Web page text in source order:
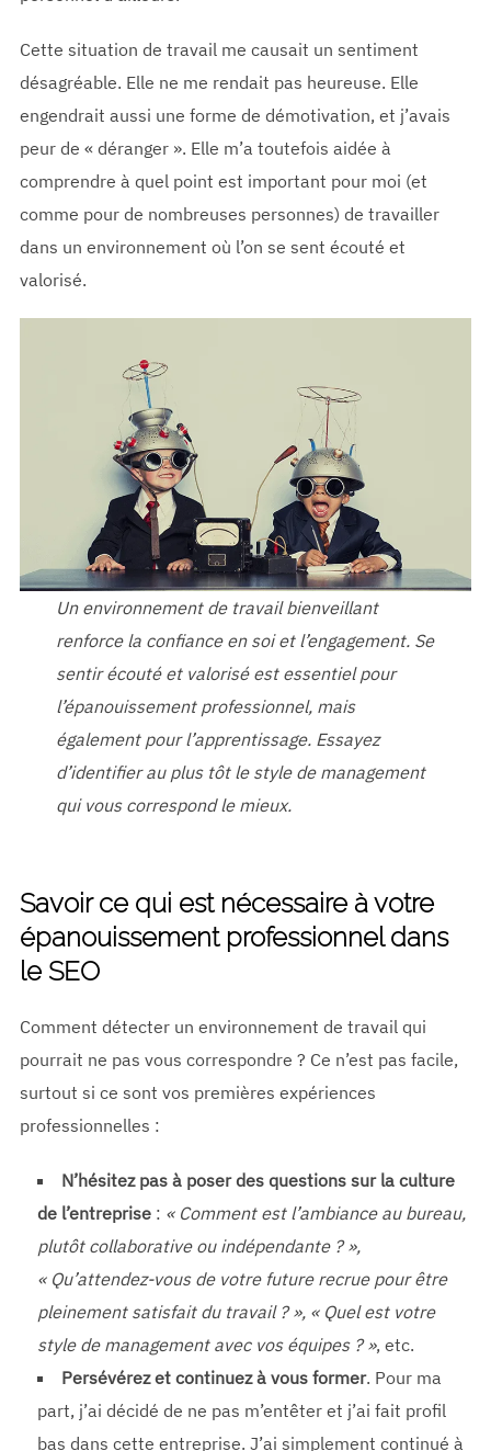
Cette situation de travail me causait un sentiment
désagréable. Elle ne me rendait pas heureuse. Elle
engendrait aussi une forme de démotivation, et j’avais
peur de « déranger ». Elle m’a toutefois aidée à
comprendre à quel point est important pour moi (et
comme pour de nombreuses personnes) de travailler
dans un environnement où l’on se sent écouté et
valorisé.
Un environnement de travail bienveillant
renforce la confiance en soi et l’engagement. Se
sentir écouté et valorisé est essentiel pour
l’épanouissement professionnel, mais
également pour l’apprentissage. Essayez
d’identifier au plus tôt le style de management
qui vous correspond le mieux.
Savoir ce qui est nécessaire à votre
épanouissement professionnel dans
le SEO
Comment détecter un environnement de travail qui
pourrait ne pas vous correspondre ? Ce n’est pas facile,
surtout si ce sont vos premières expériences
professionnelles :
N’hésitez pas à poser des questions sur la culture
de l’entreprise: « Comment est l’ambiance au bureau,
plutôt collaborative ou indépendante ? »,
« Qu’attendez-vous de votre future recrue pour être
pleinement satisfait du travail ? », « Quel est votre
style de management avec vos équipes ? », etc.
Persévérez et continuez à vous former. Pour ma
part, j’ai décidé de ne pas m’entêter et j’ai fait profil
bas dans cette entreprise. J’ai simplement continué à